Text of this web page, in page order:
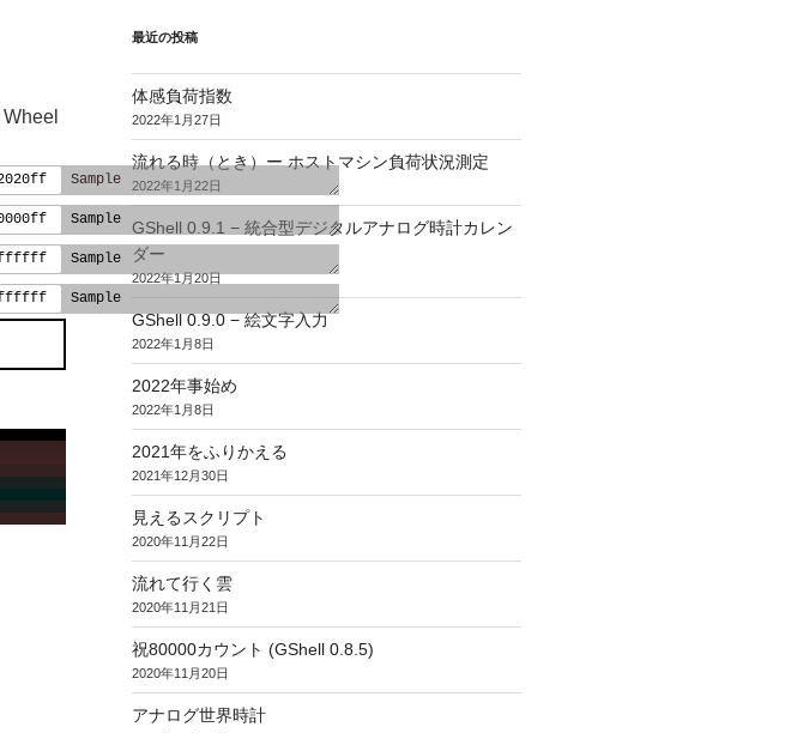
Sample
Sample
Sample
Sample
最近の投稿
体感負荷指数
2022年1月27日
流れる時（とき）ー ホストマシン負荷状況測定
2022年1月22日
GShell 0.9.1 − 統合型デジタルアナログ時計カレン
ダー
2022年1月20日
GShell 0.9.0 − 絵文字入力
2022年1月8日
2022年事始め
2022年1月8日
2021年をふりかえる
2021年12月30日
見えるスクリプト
2020年11月22日
流れて行く雲
2020年11月21日
祝80000カウント (GShell 0.8.5)
2020年11月20日
アナログ世界時計